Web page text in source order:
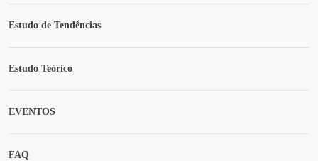
Estudo de Tendências
Estudo Teórico
EVENTOS
FAQ